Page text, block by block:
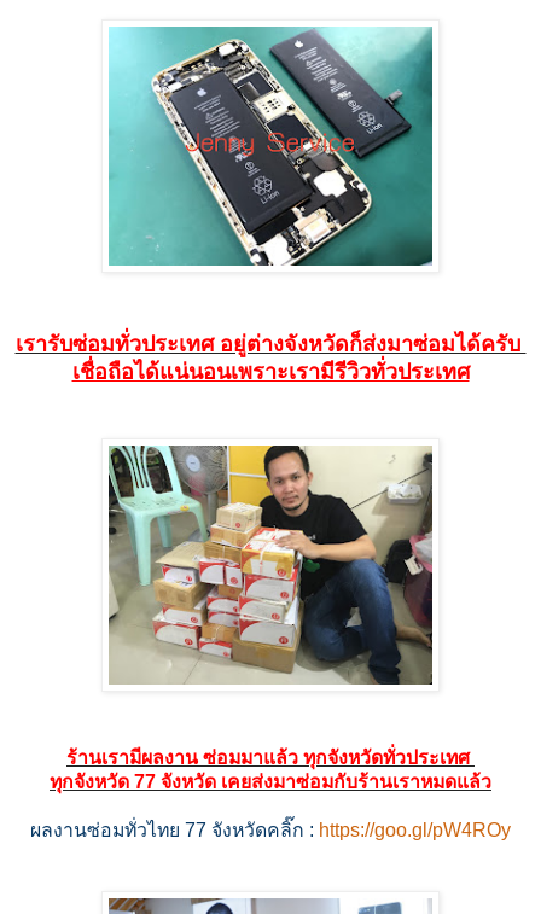
เรารับซ่อมทั่วประเทศ อยู่ต่างจังหวัดก็ส่งมาซ่อมได้ครับ
เชื่อถือได้แน่นอนเพราะเรามีรีวิวทั่วประเทศ
ร้านเรามีผลงาน ซ่อมมาแล้ว ทุกจังหวัดทั่วประเทศ
ทุกจังหวัด 77 จังหวัด เคยส่งมาซ่อมกับร้านเราหมดแล้ว
ผลงานซ่อมทั่วไทย 77 จังหวัดคลิ๊ก : https://goo.gl/pW4ROy